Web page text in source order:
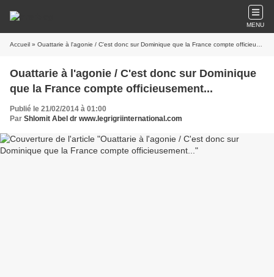
MENU
Accueil » Ouattarie à l'agonie / C'est donc sur Dominique que la France compte officieusement...
Ouattarie à l'agonie / C'est donc sur Dominique
que la France compte officieusement...
Publié le 21/02/2014 à 01:00
Par Shlomit Abel dr www.legrigriinternational.com